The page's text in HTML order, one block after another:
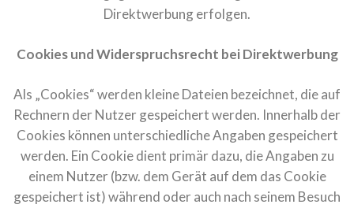
Direktwerbung erfolgen.
Cookies und Widerspruchsrecht bei Direktwerbung
Als „Cookies“ werden kleine Dateien bezeichnet, die auf
Rechnern der Nutzer gespeichert werden. Innerhalb der
Cookies können unterschiedliche Angaben gespeichert
werden. Ein Cookie dient primär dazu, die Angaben zu
einem Nutzer (bzw. dem Gerät auf dem das Cookie
gespeichert ist) während oder auch nach seinem Besuch